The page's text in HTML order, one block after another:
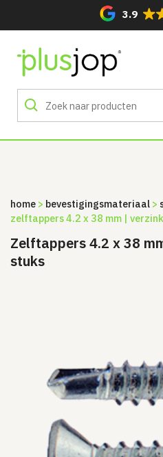
3.9
home > bevestigingsmateriaal >
zelftappers 4.2 x 38 mm |
Zelftappers 4.2 x 38
stuks